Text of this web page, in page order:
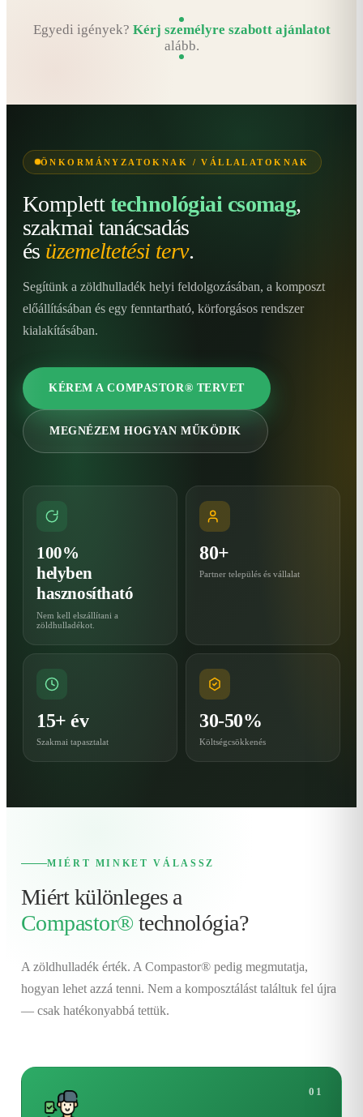
Egyedi igények? Kérj személyre szabott ajánlatot
alább.
ÖNKORMÁNYZATOKNAK / VÁLLALATOKNAK
Kompletttechnológiai csomag,
szakmai tanácsadás
és üzemeltetési terv.
Segítünk a zöldhulladék helyi feldolgozásában, a komposzt
előállításában és egy fenntartható, körforgásos rendszer
kialakításában.
KÉREM A COMPASTOR® TERVET
MEGNÉZEM HOGYAN MŰKÖDIK
100%
helyben
hasznosítható
Nem kell elszállítani a
zöldhulladékot.
80+
Partner település és vállalat
15+ év
Szakmai tapasztalat
30-50%
Költségcsökkenés
MIÉRT MINKET VÁLASSZ
Miért különleges a
Compastor® technológia?
A zöldhulladék érték. A Compastor® pedig megmutatja,
hogyan lehet azzá tenni. Nem a komposztálást találtuk fel újra
— csak hatékonyabbá tettük.
01